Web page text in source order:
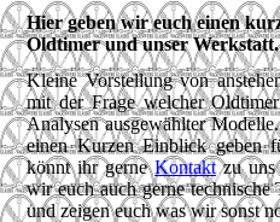
Hier geben wir euch einen
Oldtimer und unser Werkstatt.
Kleine Vorstellung von
mit der Frage welcher
Analysen ausgewählter
einen Kurzen Einblick geben
könnt ihr gerneKontaktzu uns
wir euch auch gerne
und zeigen euch was wir sonst